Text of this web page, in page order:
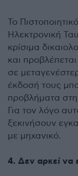
Το
Ηλεκτρονική
κρίσιμα
και
σε
έκδοσή τους
προβλήματα
Για τον λόγο
ξεκινήσουν
με μηχανικό.
4. Δεν αρκεί να